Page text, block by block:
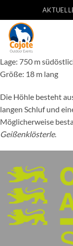
Inhalt
springen
Lage: 750 m
Größe: 18 m lang
Die Höhle besteht
langen Schluf und
Möglicherweise
Geißenklösterle.